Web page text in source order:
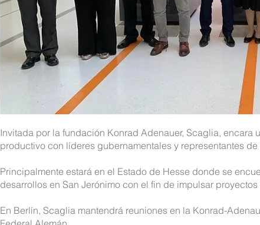
Invitada por la fundación Konrad Adenauer, Scaglia,
productivo con líderes gubernamentales y representantes
Principalmente estará en el Estado de Hesse donde se
desarrollos en San Jerónimo con el fin de impulsar
En Berlín, Scaglia mantendrá reuniones en la Konrad-